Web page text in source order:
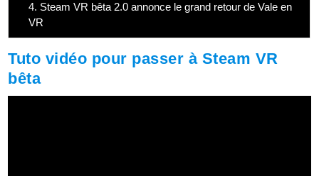
4. Steam VR bêta 2.0 annonce le grand retour de Vale en
VR
Tuto vidéo pour passer à Steam VR
bêta